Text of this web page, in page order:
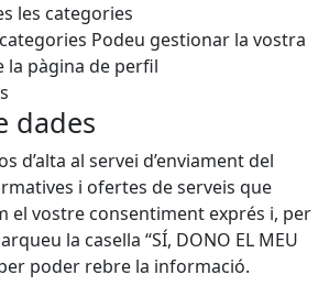
les categories
Podeu gestionar la vostra
la pàgina de perfil
dades
d’alta al servei d’enviament del
i ofertes de serveis que
el vostre consentiment exprés i, per
la casella “SÍ, DONO EL MEU
per poder rebre la informació.